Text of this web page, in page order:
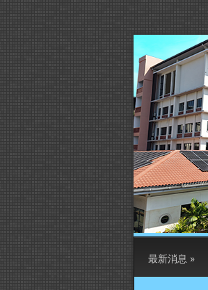
最新消息 »